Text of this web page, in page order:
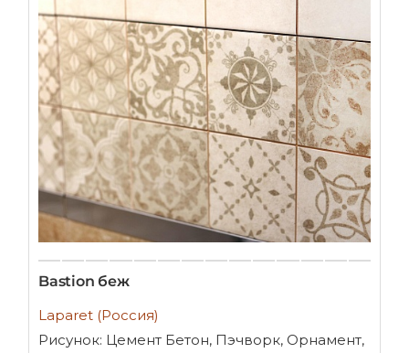
Bastion беж
Laparet (Россия)
Рисунок: Цемент Бетон, Пэчворк, Орнамент,